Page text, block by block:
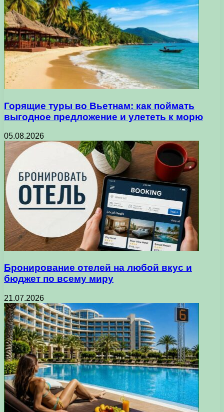
Горящие туры во Вьетнам: как поймать
выгодное предложение и улететь к морю
05.08.2026
Бронирование отелей на любой вкус и
бюджет по всему миру
21.07.2026